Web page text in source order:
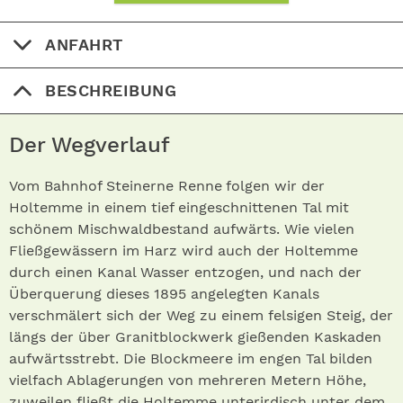
ANFAHRT
BESCHREIBUNG
Der Wegverlauf
Vom Bahnhof Steinerne Renne folgen wir der
Holtemme in einem tief eingeschnittenen Tal mit
schönem Mischwaldbestand aufwärts. Wie vielen
Fließgewässern im Harz wird auch der Holtemme
durch einen Kanal Wasser entzogen, und nach der
Überquerung dieses 1895 angelegten Kanals
verschmälert sich der Weg zu einem felsigen Steig, der
längs der über Granitblockwerk gießenden Kaskaden
aufwärtsstrebt. Die Blockmeere im engen Tal bilden
vielfach Ablagerungen von mehreren Metern Höhe,